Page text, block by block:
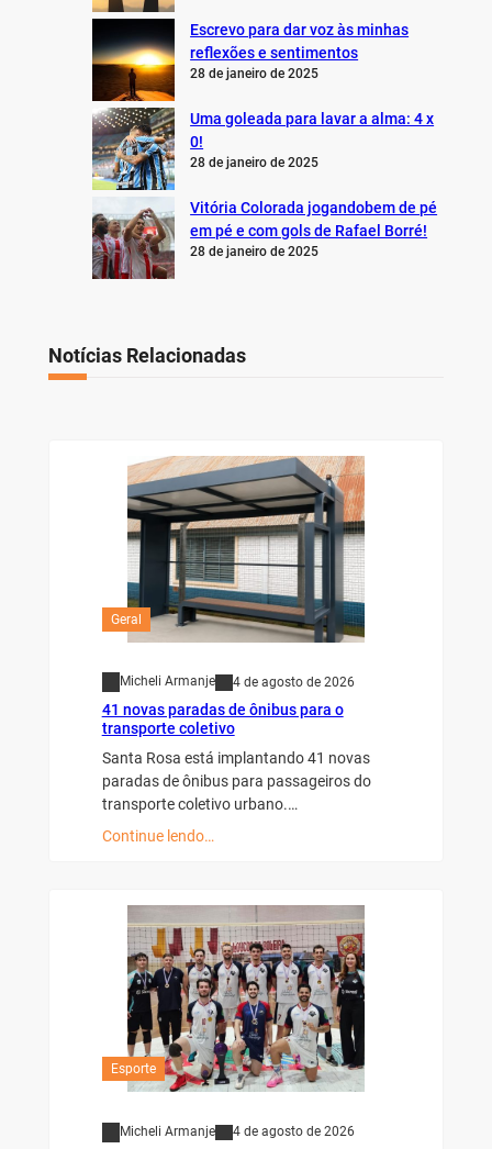
Escrevo para dar voz às minhas
reflexões e sentimentos
28 de janeiro de 2025
Uma goleada para lavar a alma: 4 x
0!
28 de janeiro de 2025
Vitória Colorada jogandobem de pé
em pé e com gols de Rafael Borré!
28 de janeiro de 2025
Notícias Relacionadas
Geral
Micheli Armanje 4 de agosto de 2026
41 novas paradas de ônibus para o
transporte coletivo
Santa Rosa está implantando 41 novas
paradas de ônibus para passageiros do
transporte coletivo urbano.…
Continue lendo…
Esporte
Micheli Armanje 4 de agosto de 2026